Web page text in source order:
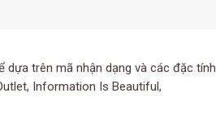
dựa trên mã nhận dạng và các đặc tính
Information Is Beautiful,